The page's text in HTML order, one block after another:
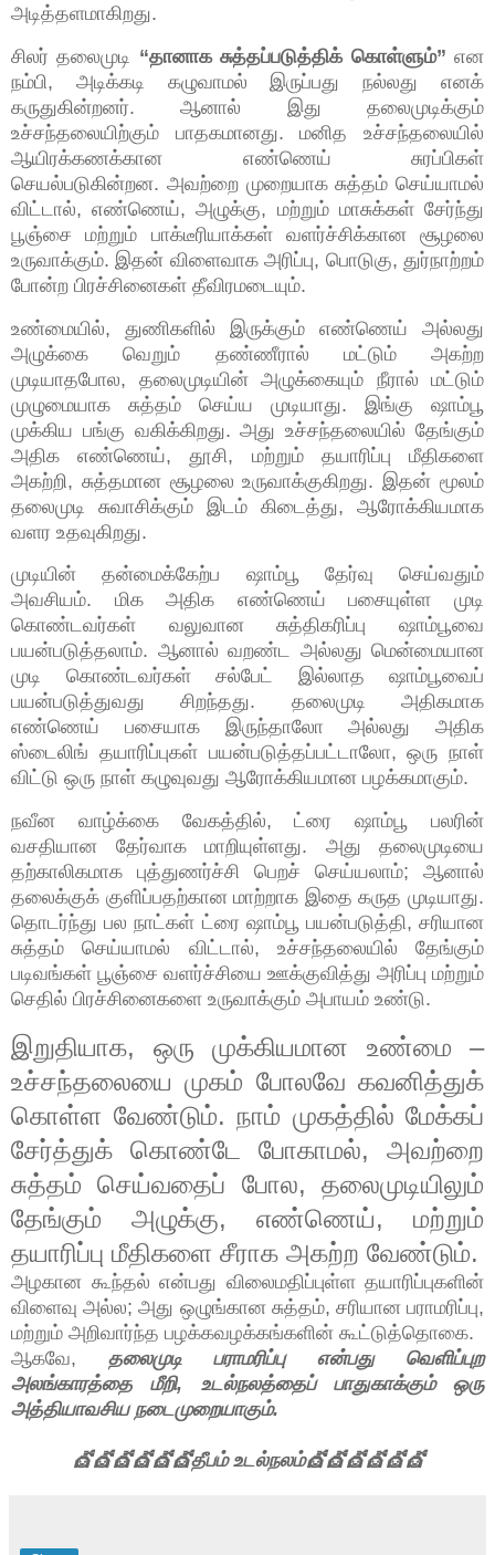
அடித்தளமாகிறது.
சிலர் தலைமுடி “தானாக சுத்தப்படுத்திக் கொள்ளும்” என
நம்பி, அடிக்கடி கழுவாமல் இருப்பது நல்லது எனக்
கருதுகின்றனர். ஆனால் இது தலைமுடிக்கும்
உச்சந்தலையிற்கும் பாதகமானது. மனித உச்சந்தலையில்
ஆயிரக்கணக்கான எண்ணெய் சுரப்பிகள்
செயல்படுகின்றன. அவற்றை முறையாக சுத்தம் செய்யாமல்
விட்டால், எண்ணெய், அழுக்கு, மற்றும் மாசுக்கள் சேர்ந்து
பூஞ்சை மற்றும் பாக்டீரியாக்கள் வளர்ச்சிக்கான சூழலை
உருவாக்கும். இதன் விளைவாக அரிப்பு, பொடுகு, துர்நாற்றம்
போன்ற பிரச்சினைகள் தீவிரமடையும்.
உண்மையில், துணிகளில் இருக்கும் எண்ணெய் அல்லது
அழுக்கை வெறும் தண்ணீரால் மட்டும் அகற்ற
முடியாதபோல, தலைமுடியின் அழுக்கையும் நீரால் மட்டும்
முழுமையாக சுத்தம் செய்ய முடியாது. இங்கு ஷாம்பூ
முக்கிய பங்கு வகிக்கிறது. அது உச்சந்தலையில் தேங்கும்
அதிக எண்ணெய், தூசி, மற்றும் தயாரிப்பு மீதிகளை
அகற்றி, சுத்தமான சூழலை உருவாக்குகிறது. இதன் மூலம்
தலைமுடி சுவாசிக்கும் இடம் கிடைத்து, ஆரோக்கியமாக
வளர உதவுகிறது.
முடியின் தன்மைக்கேற்ப ஷாம்பூ தேர்வு செய்வதும்
அவசியம். மிக அதிக எண்ணெய் பசையுள்ள முடி
கொண்டவர்கள் வலுவான சுத்திகரிப்பு ஷாம்பூவை
பயன்படுத்தலாம். ஆனால் வறண்ட அல்லது மென்மையான
முடி கொண்டவர்கள் சல்பேட் இல்லாத ஷாம்பூவைப்
பயன்படுத்துவது சிறந்தது. தலைமுடி அதிகமாக
எண்ணெய் பசையாக இருந்தாலோ அல்லது அதிக
ஸ்டைலிங் தயாரிப்புகள் பயன்படுத்தப்பட்டாலோ, ஒரு நாள்
விட்டு ஒரு நாள் கழுவுவது ஆரோக்கியமான பழக்கமாகும்.
நவீன வாழ்க்கை வேகத்தில், ட்ரை ஷாம்பூ பலரின்
வசதியான தேர்வாக மாறியுள்ளது. அது தலைமுடியை
தற்காலிகமாக புத்துணர்ச்சி பெறச் செய்யலாம்; ஆனால்
தலைக்குக் குளிப்பதற்கான மாற்றாக இதை கருத முடியாது.
தொடர்ந்து பல நாட்கள் ட்ரை ஷாம்பூ பயன்படுத்தி, சரியான
சுத்தம் செய்யாமல் விட்டால், உச்சந்தலையில் தேங்கும்
படிவங்கள் பூஞ்சை வளர்ச்சியை ஊக்குவித்து அரிப்பு மற்றும்
செதில் பிரச்சினைகளை உருவாக்கும் அபாயம் உண்டு.
இறுதியாக, ஒரு முக்கியமான உண்மை –
உச்சந்தலையை முகம் போலவே கவனித்துக்
கொள்ள வேண்டும். நாம் முகத்தில் மேக்கப்
சேர்த்துக் கொண்டே போகாமல், அவற்றை
சுத்தம் செய்வதைப் போல, தலைமுடியிலும்
தேங்கும் அழுக்கு, எண்ணெய், மற்றும்
தயாரிப்பு மீதிகளை சீராக அகற்ற வேண்டும்.
அழகான கூந்தல் என்பது விலைமதிப்புள்ள தயாரிப்புகளின்
விளைவு அல்ல; அது ஒழுங்கான சுத்தம், சரியான பராமரிப்பு,
மற்றும் அறிவார்ந்த பழக்கவழக்கங்களின் கூட்டுத்தொகை.
ஆகவே, தலைமுடி பராமரிப்பு என்பது வெளிப்புற
அலங்காரத்தை மீறி, உடல்நலத்தைப் பாதுகாக்கும் ஒரு
அத்தியாவசிய நடைமுறையாகும்.
💇💇💇💇💇💇தீபம் உடல்நலம்💇💇💇💇💇💇